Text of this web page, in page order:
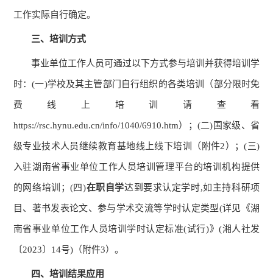
工作实际自行确定。
三、培训方式
事业单位工作人员可通过以下方式参与培训并获得培训学
时：(一)学校及其主管部门自行组织的各类培训 （部分限时免
费线上培训请查看
https://rsc.hynu.edu.cn/info/1040/6910.htm） ； (二) 国家级、省
级专业技术人员继续教育基地线上线下培训 （ 附件2） ；(三)
入驻湖南省事业单位工作人员培训管理平台的培训机构提供
的网络培训； (四)在职自学达到要求认定学时,如主持科研项
目、著书发表论文、参与学术交流等学时认定类型(详见《湖
南省事业单位工作人员培训学时认定标准(试行)》(湘人社发
〔2023〕 14号)（附件3）。
四、培训结果应用